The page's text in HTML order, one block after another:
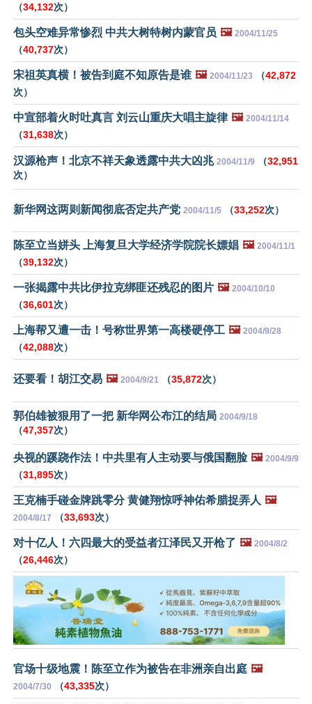
（34,132次）
包头空难异常惨烈 中共大树特树内蒙官员 🖼️ 2004/11/25
（40,737次）
宋祖英真横！被告到庭不知原告是谁 🖼️ 2004/11/23 （42,872
次）
中宣部着火时吐真言 刘云山重庆大唱主旋律 🖼️ 2004/11/14
（31,638次）
汉源枪声！北京不祥天象透露中共大凶兆 2004/11/9 （32,951
次）
新华网这两则新闻彻底否定共产党 2004/11/5 （33,252次）
陈至立当姘头 上海复旦大学经济学院院长嫖娼 🖼️ 2004/11/1
（39,132次）
一张揭露中共比伊拉克绑匪还残忍的图片 🖼️ 2004/10/10
（36,601次）
上海帮又遭一击！号称世界第一高楼硬停工 🖼️ 2004/9/28
（42,088次）
还要看！胡江交易 🖼️ 2004/9/21 （35,872次）
郭伯雄被狠用了一把 新华网公布江的结局 2004/9/18
（47,357次）
央视的蹊跷作法！中共里有人主动要与俄国翻脸 🖼️ 2004/9/9
（31,895次）
王克楠手碰金牌跳零分 黄健翔惊呼神佑希腊捉弄人 🖼️
2004/8/17 （33,693次）
对十亿人！六四最大的受益者江泽民又开枪了 🖼️ 2004/8/2
（26,446次）
官场十级地震！陈至立作为被告在非洲亲自出庭 🖼️
2004/7/30 （43,335次）